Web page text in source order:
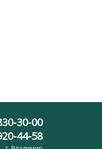
30-00
44-58